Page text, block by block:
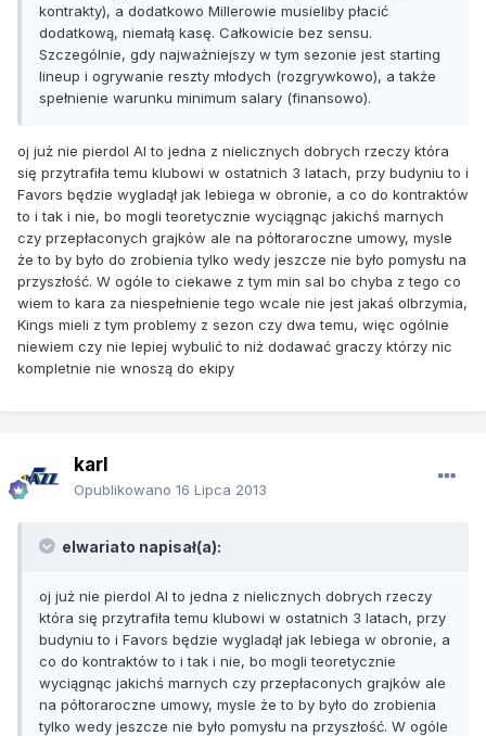
kontrakty), a dodatkowo Millerowie musieliby płacić
dodatkową, niemałą kasę. Całkowicie bez sensu.
Szczególnie, gdy najważniejszy w tym sezonie jest starting
lineup i ogrywanie reszty młodych (rozgrywkowo), a także
spełnienie warunku minimum salary (finansowo).
oj już nie pierdol Al to jedna z nielicznych dobrych rzeczy która
się przytrafiła temu klubowi w ostatnich 3 latach, przy budyniu to i
Favors będzie wygladął jak lebiega w obronie, a co do kontraktów
to i tak i nie, bo mogli teoretycznie wyciągnąc jakichś marnych
czy przepłaconych grajków ale na półtoraroczne umowy, mysle
że to by było do zrobienia tylko wedy jeszcze nie było pomysłu na
przyszłość. W ogóle to ciekawe z tym min sal bo chyba z tego co
wiem to kara za niespełnienie tego wcale nie jest jakaś olbrzymia,
Kings mieli z tym problemy z sezon czy dwa temu, więc ogólnie
niewiem czy nie lepiej wybulić to niż dodawać graczy którzy nic
kompletnie nie wnoszą do ekipy
karl
Opublikowano 16 Lipca 2013
elwariato napisał(a):
oj już nie pierdol Al to jedna z nielicznych dobrych rzeczy
która się przytrafiła temu klubowi w ostatnich 3 latach, przy
budyniu to i Favors będzie wygladął jak lebiega w obronie, a
co do kontraktów to i tak i nie, bo mogli teoretycznie
wyciągnąc jakichś marnych czy przepłaconych grajków ale
na półtoraroczne umowy, mysle że to by było do zrobienia
tylko wedy jeszcze nie było pomysłu na przyszłość. W ogóle